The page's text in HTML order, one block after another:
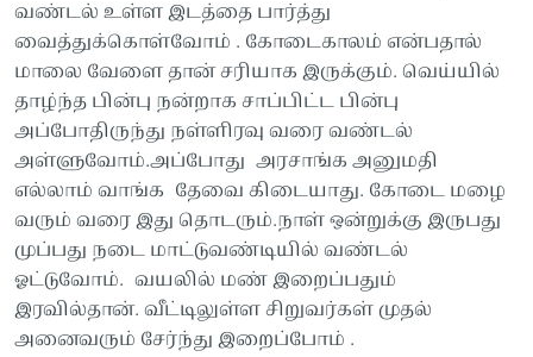
வண்டல் உள்ள இடத்தை பார்த்து
வைத்துக்கொள்வோம் . கோடைகாலம் என்பதால்
மாலை வேளை தான் சரியாக இருக்கும். வெய்யில்
தாழ்ந்த பின்பு நன்றாக சாப்பிட்ட பின்பு
அப்போதிருந்து நள்ளிரவு வரை வண்டல்
அள்ளுவோம்.அப்போது அரசாங்க அனுமதி
எல்லாம் வாங்க தேவை கிடையாது. கோடை மழை
வரும் வரை இது தொடரும்.நாள் ஒன்றுக்கு இருபது
முப்பது நடை மாட்டுவண்டியில் வண்டல்
ஓட்டுவோம். வயலில் மண் இறைப்பதும்
இரவில்தான். வீட்டிலுள்ள சிறுவர்கள் முதல்
அனைவரும் சேர்ந்து இறைப்போம் .